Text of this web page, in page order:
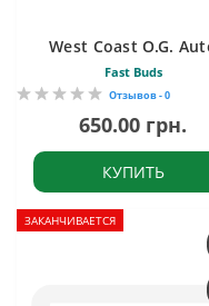
West Coast O.G.
Fast Buds
Отзывов - 0
650.00 грн.
КУПИТЬ
ЗАКАНЧИВАЕТСЯ